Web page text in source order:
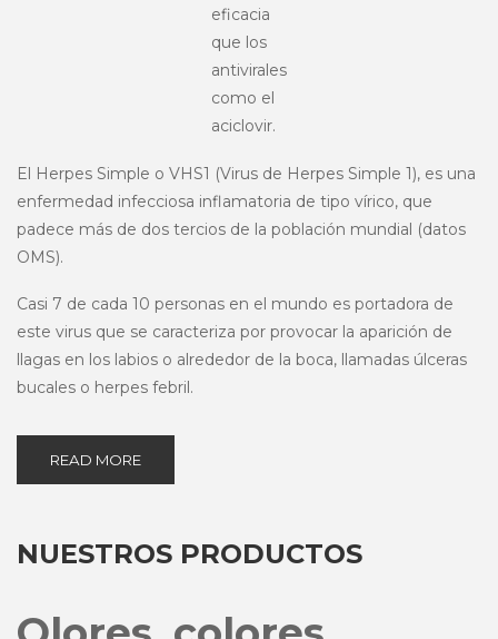
eficacia
que los
antivirales
como el
aciclovir.
El Herpes Simple o VHS1 (Virus de Herpes Simple 1), es una
enfermedad infecciosa inflamatoria de tipo vírico, que
padece más de dos tercios de la población mundial (datos
OMS).
Casi 7 de cada 10 personas en el mundo es portadora de
este virus que se caracteriza por provocar la aparición de
llagas en los labios o alrededor de la boca, llamadas úlceras
bucales o herpes febril.
READ MORE
NUESTROS PRODUCTOS